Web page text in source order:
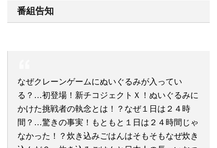
番組告知
なぜクレーンゲームにぬいぐるみが入ってい
る？…初登場！新チコジェクトＸ！ぬいぐるみに
かけた挑戦者の執念とは！？なぜ１日は２４時
間？…驚きの事実！もともと１日は２４時間じゃ
なかった！？炊き込みごはんはそもそもなぜ炊き